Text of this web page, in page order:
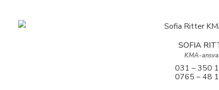
SOFIA
KMA-
031 – 350
0765 – 48